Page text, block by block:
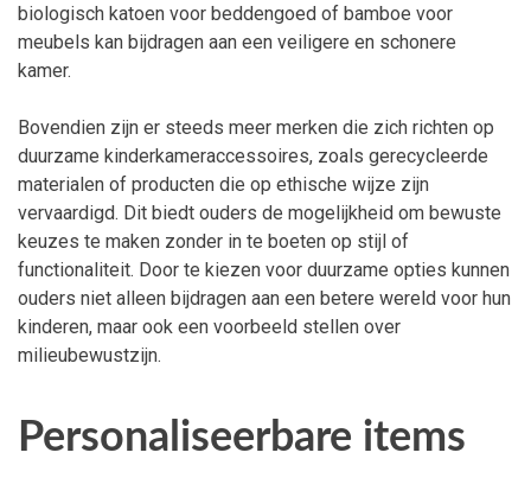
biologisch katoen voor beddengoed of bamboe voor
meubels kan bijdragen aan een veiligere en schonere
kamer.
Bovendien zijn er steeds meer merken die zich richten op
duurzame kinderkameraccessoires, zoals gerecycleerde
materialen of producten die op ethische wijze zijn
vervaardigd. Dit biedt ouders de mogelijkheid om bewuste
keuzes te maken zonder in te boeten op stijl of
functionaliteit. Door te kiezen voor duurzame opties kunnen
ouders niet alleen bijdragen aan een betere wereld voor hun
kinderen, maar ook een voorbeeld stellen over
milieubewustzijn.
Personaliseerbare items